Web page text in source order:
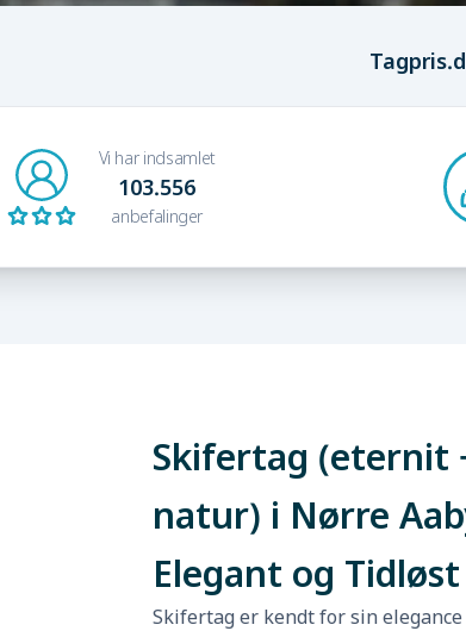
Vi har indsamlet
103.556
anbefalinger
Skifertag (eternit
natur) i Nørre
Elegant og Tidløst
Skifertag er kendt for sin elegance